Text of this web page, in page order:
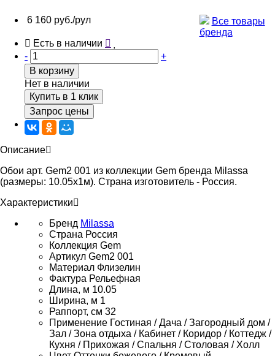
6 160 руб./рул
Все товары
бренда
Есть в наличии
-
+
В корзину
Нет в наличии
Купить в 1 клик
Запрос цены
Описание
Обои арт. Gem2 001 из коллекции Gem бренда Milassa
(размеры: 10.05х1м). Страна изготовитель - Россия.
Характеристики
Бренд Milassa
Страна Россия
Коллекция Gem
Артикул Gem2 001
Материал Флизелин
Фактура Рельефная
Длина, м 10.05
Ширина, м 1
Раппорт, см 32
Применение Гостиная / Дача / Загородный дом /
Зал / Зона отдыха / Кабинет / Коридор / Коттедж /
Кухня / Прихожая / Спальня / Столовая / Холл